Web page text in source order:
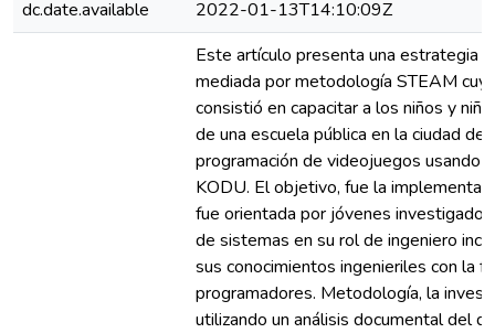
dc.date.available
2022-01-13T14:10:09Z
Este artículo presenta una estrategia
mediada por metodología STEAM
consistió en capacitar a los niños y
de una escuela pública en la ciudad
programación de videojuegos usando
KODU. El objetivo, fue la
fue orientada por jóvenes
de sistemas en su rol de ingeniero
sus conocimientos ingenieriles con la
programadores. Metodología, la
utilizando un análisis documental del